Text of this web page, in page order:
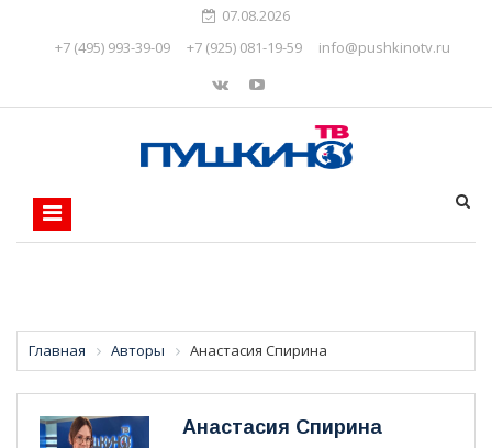
07.08.2026
+7 (495) 993-39-09
+7 (925) 081-19-59 info@pushkinotv.ru
Главная Авторы Анастасия Спирина
Анастасия Спирина